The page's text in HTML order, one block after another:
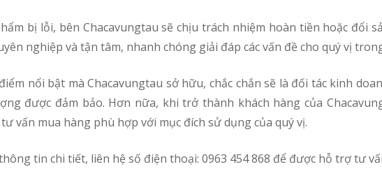
nghiệp và tận tâm, nhanh chóng giải đáp các vấn đề cho quý vị
được đảm bảo. Hơn nữa, khi trở thành khách hàng của
vấn mua hàng phù hợp với mục đích sử dụng của quý vị.
thông tin chi tiết, liên hệ số điện thoại: 0963 454 868 để được hỗ trợ tư